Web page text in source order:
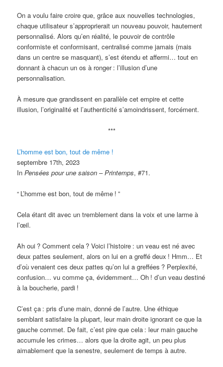
On a voulu faire croire que, grâce aux nouvelles technologies,
chaque utilisateur s’approprierait un nouveau pouvoir, hautement
personnalisé. Alors qu’en réalité, le pouvoir de contrôle
conformiste et conformisant, centralisé comme jamais (mais
dans un centre se masquant), s’est étendu et affermi… tout en
donnant à chacun un os à ronger : l’illusion d’une
personnalisation.
À mesure que grandissent en parallèle cet empire et cette
illusion, l’originalité et l’authenticité s’amoindrissent, forcément.
***
L’homme est bon, tout de même !
septembre 17th, 2023
InPensées pour une saison – Printemps, #71.
“ L’homme est bon, tout de même ! ”
Cela étant dit avec un tremblement dans la voix et une larme à
l’œil.
Ah oui ? Comment cela ? Voici l’histoire : un veau est né avec
deux pattes seulement, alors on lui en a greffé deux ! Hmm… Et
d’où venaient ces deux pattes qu’on lui a greffées ? Perplexité,
confusion… vu comme ça, évidemment… Oh ! d’un veau destiné
à la boucherie, pardi !
C’est ça : pris d’une main, donné de l’autre. Une éthique
semblant satisfaire la plupart, leur main droite ignorant ce que la
gauche commet. De fait, c’est pire que cela : leur main gauche
accumule les crimes… alors que la droite agit, un peu plus
aimablement que la senestre, seulement de temps à autre.